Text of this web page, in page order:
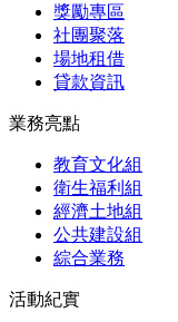
獎勵專區
社團聚落
場地租借
貸款資訊
業務亮點
教育文化組
衛生福利組
經濟土地組
公共建設組
綜合業務
活動紀實